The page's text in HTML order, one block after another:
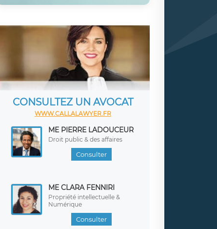
CONSULTEZ UN AVOCAT
WWW.CALLALAWYER.FR
ME PIERRE LADOUCEUR
Droit public & des affaires
Consulter
ME CLARA FENNIRI
Propriété intellectuelle &
Numérique
Consulter